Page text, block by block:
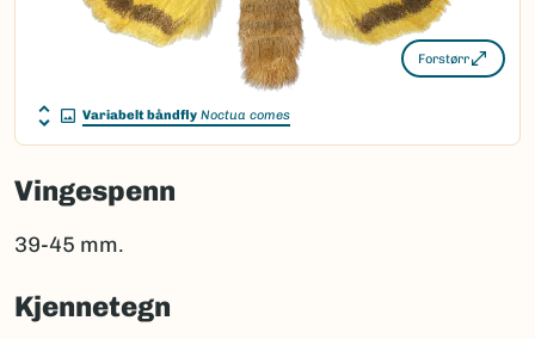
Forstørr
Variabelt båndfly Noctua comes
Vingespenn
39-45 mm.
Kjennetegn